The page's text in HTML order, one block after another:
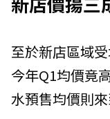
至於新店區域
今年Q1均價竟
水預售均價則